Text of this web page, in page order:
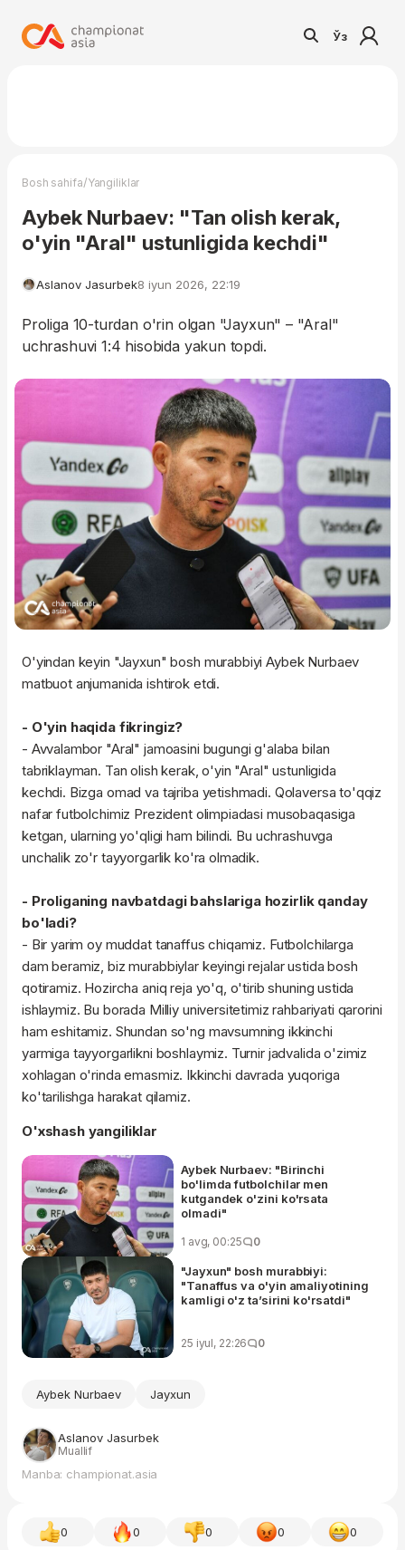
Ўз
Bosh sahifa/Yangiliklar
Aybek Nurbaev: "Tan olish kerak,
o'yin "Aral" ustunligida kechdi"
Aslanov Jasurbek8 iyun 2026, 22:19
Proliga 10-turdan o'rin olgan "Jayxun" – "Aral"
uchrashuvi 1:4 hisobida yakun topdi.
O'yindan keyin "Jayxun" bosh murabbiyi Aybek Nurbaev
matbuot anjumanida ishtirok etdi.
- O'yin haqida fikringiz?
- Avvalambor "Aral" jamoasini bugungi g'alaba bilan
tabriklayman. Tan olish kerak, o'yin "Aral" ustunligida
kechdi. Bizga omad va tajriba yetishmadi. Qolaversa to'qqiz
nafar futbolchimiz Prezident olimpiadasi musobaqasiga
ketgan, ularning yo'qligi ham bilindi. Bu uchrashuvga
unchalik zo'r tayyorgarlik ko'ra olmadik.
- Proliganing navbatdagi bahslariga hozirlik qanday
bo'ladi?
- Bir yarim oy muddat tanaffus chiqamiz. Futbolchilarga
dam beramiz, biz murabbiylar keyingi rejalar ustida bosh
qotiramiz. Hozircha aniq reja yo'q, o'tirib shuning ustida
ishlaymiz. Bu borada Milliy universitetimiz rahbariyati qarorini
ham eshitamiz. Shundan so'ng mavsumning ikkinchi
yarmiga tayyorgarlikni boshlaymiz. Turnir jadvalida o'zimiz
xohlagan o'rinda emasmiz. Ikkinchi davrada yuqoriga
ko'tarilishga harakat qilamiz.
O'xshash yangiliklar
Aybek Nurbaev: "Birinchi
bo'limda futbolchilar men
kutgandek o'zini ko'rsata
olmadi"
1 avg, 00:25 0
"Jayxun" bosh murabbiyi:
"Tanaffus va o'yin amaliyotining
kamligi o'z ta’sirini ko'rsatdi"
25 iyul, 22:26 0
Aybek Nurbaev Jayxun
Aslanov Jasurbek
Muallif
Manba: championat.asia
0 0 0 0 0